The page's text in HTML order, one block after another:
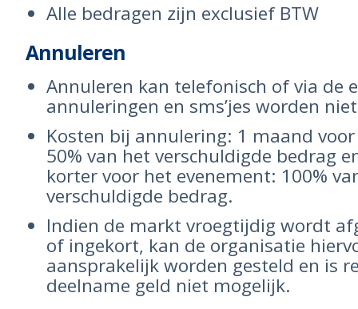
Alle bedragen zijn exclusief BTW
Annuleren
Annuleren kan telefonisch of via de
annuleringen en sms’jes worden
Kosten bij annulering: 1 maand
50% van het verschuldigde bedrag
korter voor het evenement: 100%
verschuldigde bedrag.
Indien de markt vroegtijdig wordt
of ingekort, kan de organisatie
aansprakelijk worden gesteld en is
deelname geld niet mogelijk.